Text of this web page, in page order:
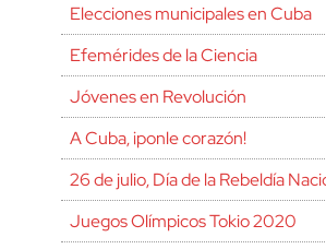
Elecciones municipales en Cuba
Efemérides de la Ciencia
Jóvenes en Revolución
A Cuba, ¡ponle corazón!
26 de julio, Día de la Rebeldía
Juegos Olímpicos Tokio 2020